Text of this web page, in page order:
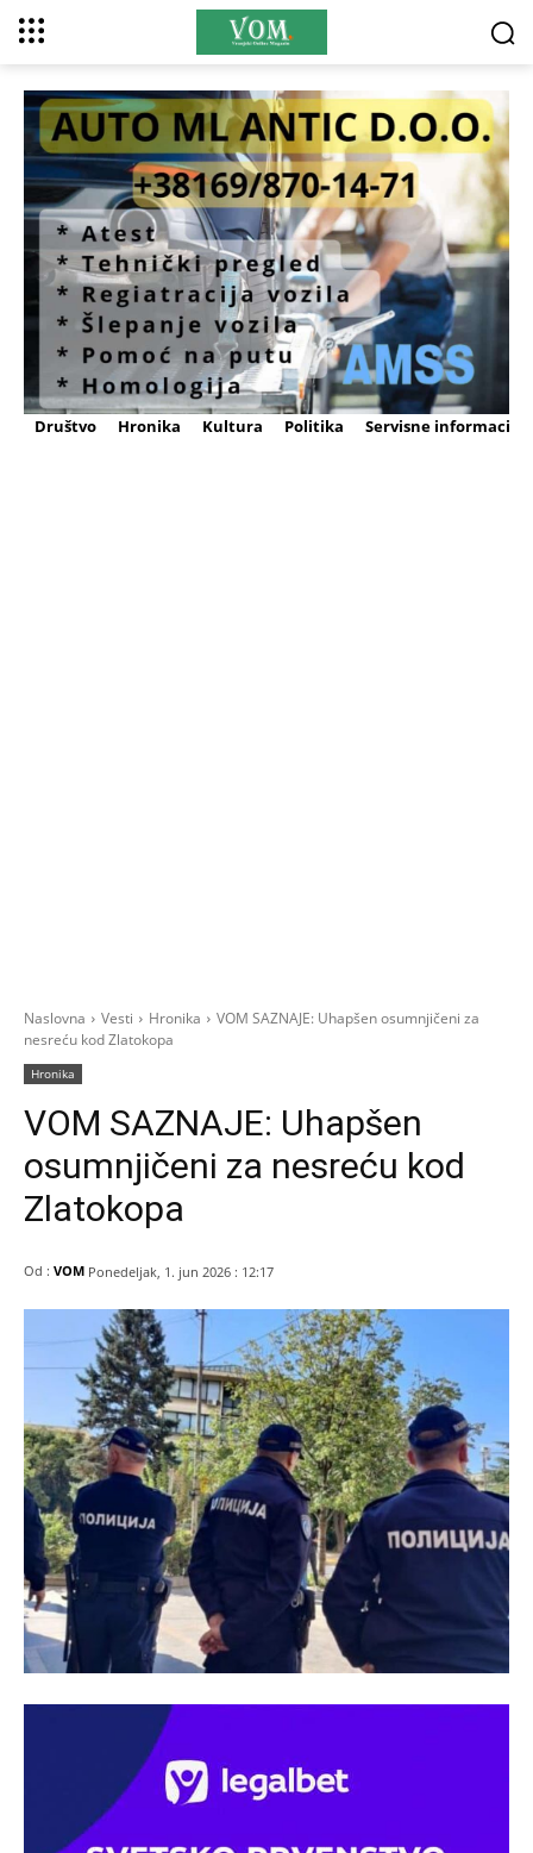
Društvo Hronika Kultura Politika Servisne informacije
Naslovna Vesti Hronika
VOM SAZNAJE: Uhapšen osumnjičeni za
nesreću kod Zlatokopa
Hronika
VOM SAZNAJE: Uhapšen
osumnjičeni za nesreću kod
Zlatokopa
Od : VOM Ponedeljak, 1. jun 2026 : 12:17